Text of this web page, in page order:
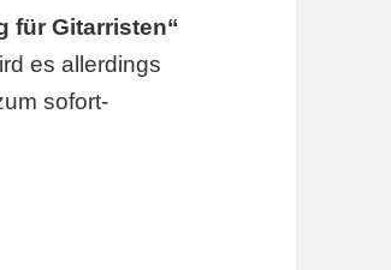
für Gitarristen“
es allerdings
sofort-